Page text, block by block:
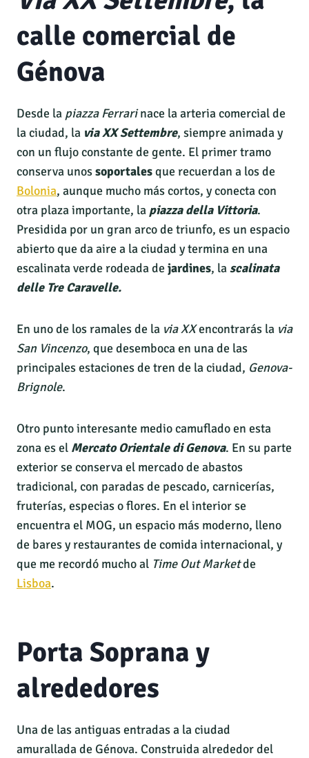
calle comercial de
Génova
Desde la piazza Ferrarinace la arteria comercial de
la ciudad, la via XX Settembre, siempre animada y
con un flujo constante de gente. El primer tramo
conserva unossoportalesque recuerdan a los de
Bolonia, aunque mucho más cortos, y conecta con
otra plaza importante, la piazza della Vittoria.
Presidida por un gran arco de triunfo, es un espacio
abierto que da aire a la ciudad y termina en una
escalinata verde rodeada de jardines, lascalinata
delle Tre Caravelle.
En uno de los ramales de la via XXencontrarás la via
San Vincenzo, que desemboca en una de las
principales estaciones de tren de la ciudad, Genova-
Brignole.
Otro punto interesante medio camuflado en esta
zona es el Mercato Orientale di Genova. En su parte
exterior se conserva el mercado de abastos
tradicional, con paradas de pescado, carnicerías,
fruterías, especias o flores. En el interior se
encuentra el MOG, un espacio más moderno, lleno
de bares y restaurantes de comida internacional, y
que me recordó mucho al Time Out Marketde
Lisboa.
Porta Soprana y
alrededores
Una de las antiguas entradas a la ciudad
amurallada de Génova. Construida alrededor del